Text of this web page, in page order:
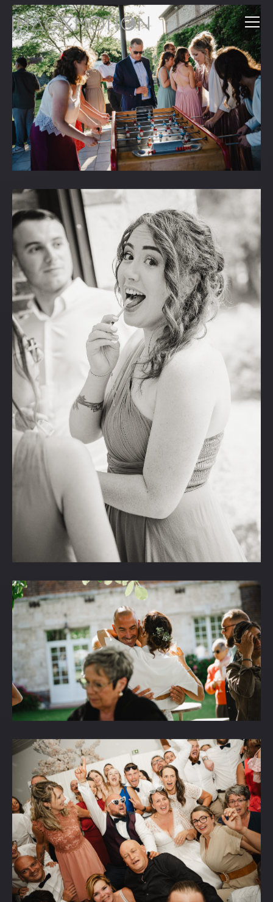
COCKTAIL & SOIRÉE
Ca y es, les cérémonies sont passées ! C'est le moment pour
vous de profiter avec vos proches et de fêter cette magnifique
journée !